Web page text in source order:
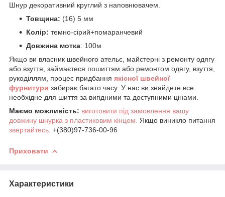
Шнур декоративний круглий з наповнювачем.
Товщина: (16) 5 мм
Колір: темно-сірий+помаранчевий
Довжина мотка: 100м
Якщо ви власник швейного ательє, майстерні з ремонту одягу
або взуття, займаєтеся пошиттям або ремонтом одягу, взуття,
рукоділлям, процес придбання якісної швейної
фурнитури забирає багато часу. У нас ви знайдете все
необхідне для шиття за вигідними та доступними цінами.
Маємо можливість: виготовити під замовлення вашу
довжину шнурка з пластиковим кінцем.
Якщо виникло питання
звертайтесь . +(380)97-736-00-96
Приховати
Характеристики